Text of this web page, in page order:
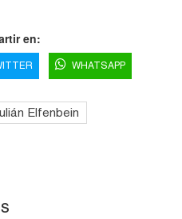
en:
WHATSAPP
Elfenbein